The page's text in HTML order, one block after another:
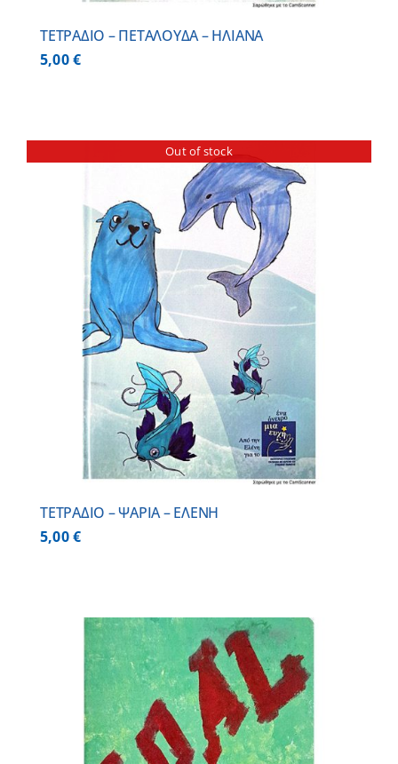
ΤΕΤΡΑΔΙΟ – ΠΕΤΑΛΟΥΔΑ – ΗΛΙΑΝΑ
5,00€
Out of stock
ΤΕΤΡΑΔΙΟ – ΨΑΡΙΑ – ΕΛΕΝΗ
5,00€